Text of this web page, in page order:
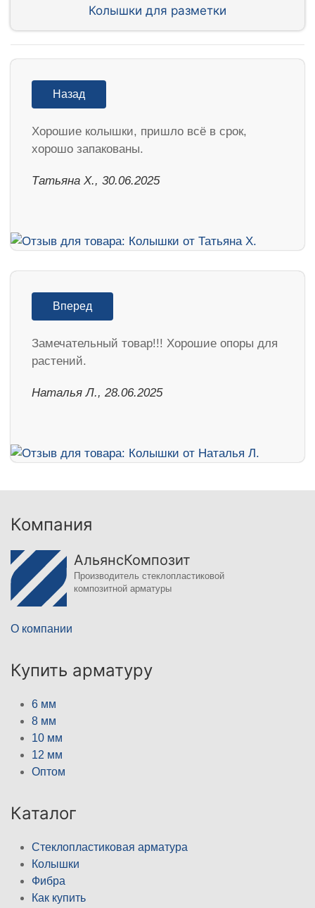
Колышки для разметки
Назад
Хорошие колышки, пришло всё в срок,
хорошо запакованы.
Татьяна Х., 30.06.2025
Вперед
Замечательный товар!!! Хорошие опоры для
растений.
Наталья Л., 28.06.2025
Компания
АльянсКомпозит
Производитель стеклопластиковой
композитной арматуры
О компании
Купить арматуру
6 мм
8 мм
10 мм
12 мм
Оптом
Каталог
Стеклопластиковая арматура
Колышки
Фибра
Как купить